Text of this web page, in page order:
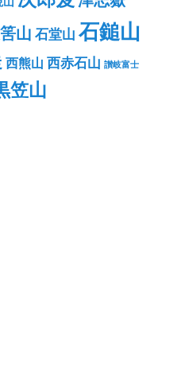
山 石堂山 石鎚山
西熊山 西赤石山 讃岐富士
笠山